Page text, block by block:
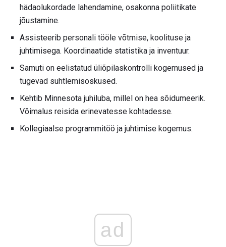
hädaolukordade lahendamine, osakonna poliitikate
jõustamine.
Assisteerib personali tööle võtmise, koolituse ja
juhtimisega. Koordinaatide statistika ja inventuur.
Samuti on eelistatud üliõpilaskontrolli kogemused ja
tugevad suhtlemisoskused.
Kehtib Minnesota juhiluba, millel on hea sõidumeerik.
Võimalus reisida erinevatesse kohtadesse.
Kollegiaalse programmitöö ja juhtimise kogemus.
ad